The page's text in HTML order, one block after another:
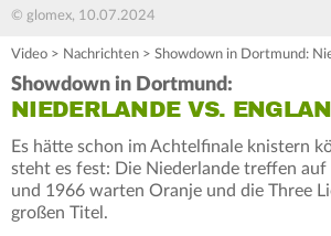
© glomex, 10.07.2024
Video > Nachrichten > Showdown in Dortmund:
Showdown in Dortmund:
NIEDERLANDE VS.
Es hätte schon im Achtelfinale knistern
steht es fest: Die Niederlande treffen auf
und 1966 warten Oranje und die Three
großen Titel.